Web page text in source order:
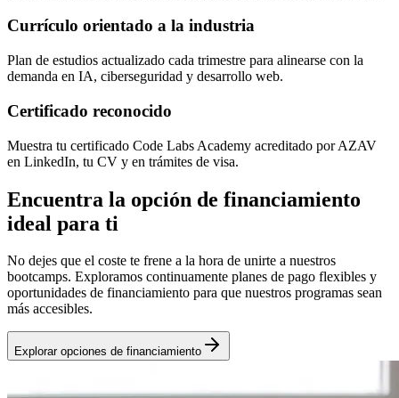
Currículo orientado a la industria
Plan de estudios actualizado cada trimestre para alinearse con la
demanda en IA, ciberseguridad y desarrollo web.
Certificado reconocido
Muestra tu certificado Code Labs Academy acreditado por AZAV
en LinkedIn, tu CV y en trámites de visa.
Encuentra la opción de financiamiento
ideal para ti
No dejes que el coste te frene a la hora de unirte a nuestros
bootcamps. Exploramos continuamente planes de pago flexibles y
oportunidades de financiamiento para que nuestros programas sean
más accesibles.
Explorar opciones de financiamiento